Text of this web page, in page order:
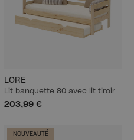
LORE
Lit banquette 80 avec lit tiroir
203,99 €
NOUVEAUTÉ